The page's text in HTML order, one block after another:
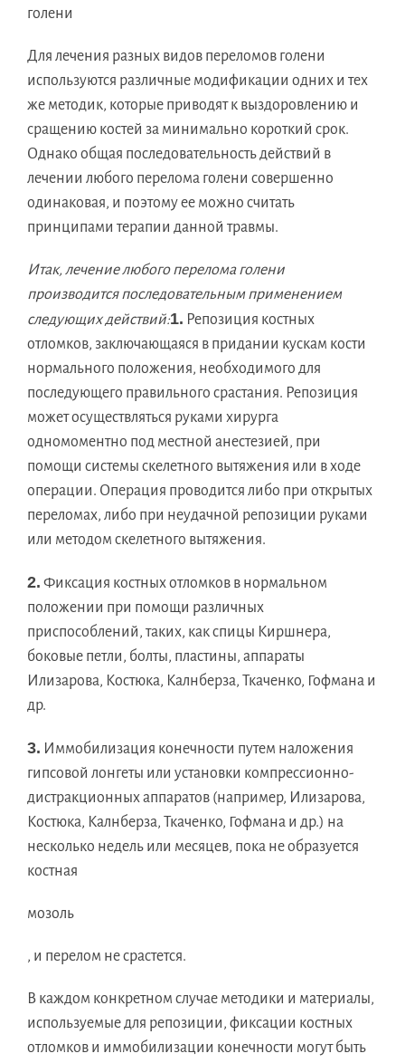
голени
Для лечения разных видов переломов голени
используются различные модификации одних и тех
же методик, которые приводят к выздоровлению и
сращению костей за минимально короткий срок.
Однако общая последовательность действий в
лечении любого перелома голени совершенно
одинаковая, и поэтому ее можно считать
принципами терапии данной травмы.
Итак, лечение любого перелома голени
производится последовательным применением
следующих действий:1. Репозиция костных
отломков, заключающаяся в придании кускам кости
нормального положения, необходимого для
последующего правильного срастания. Репозиция
может осуществляться руками хирурга
одномоментно под местной анестезией, при
помощи системы скелетного вытяжения или в ходе
операции. Операция проводится либо при открытых
переломах, либо при неудачной репозиции руками
или методом скелетного вытяжения.
2. Фиксация костных отломков в нормальном
положении при помощи различных
приспособлений, таких, как спицы Киршнера,
боковые петли, болты, пластины, аппараты
Илизарова, Костюка, Калнберза, Ткаченко, Гофмана и
др.
3. Иммобилизация конечности путем наложения
гипсовой лонгеты или установки компрессионно-
дистракционных аппаратов (например, Илизарова,
Костюка, Калнберза, Ткаченко, Гофмана и др.) на
несколько недель или месяцев, пока не образуется
костная
мозоль
, и перелом не срастется.
В каждом конкретном случае методики и материалы,
используемые для репозиции, фиксации костных
отломков и иммобилизации конечности могут быть